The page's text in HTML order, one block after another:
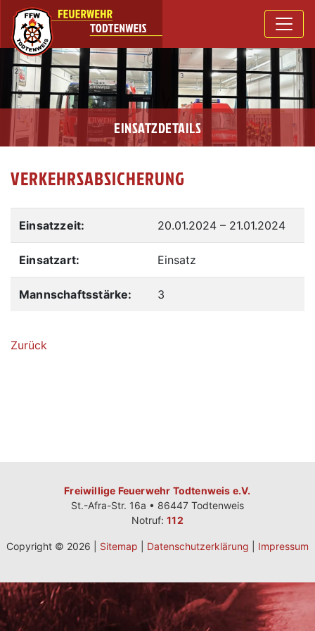
EINSATZDETAILS
VERKEHRSABSICHERUNG
Einsatzzeit: 20.01.2024 – 21.01.2024
Einsatzart: Einsatz
Mannschaftsstärke: 3
Zurück
Freiwillige Feuerwehr Todtenweis e.V.
St.-Afra-Str. 16a • 86447 Todtenweis
Notruf:112
Copyright © 2026 | Sitemap Datenschutzerklärung Impressum